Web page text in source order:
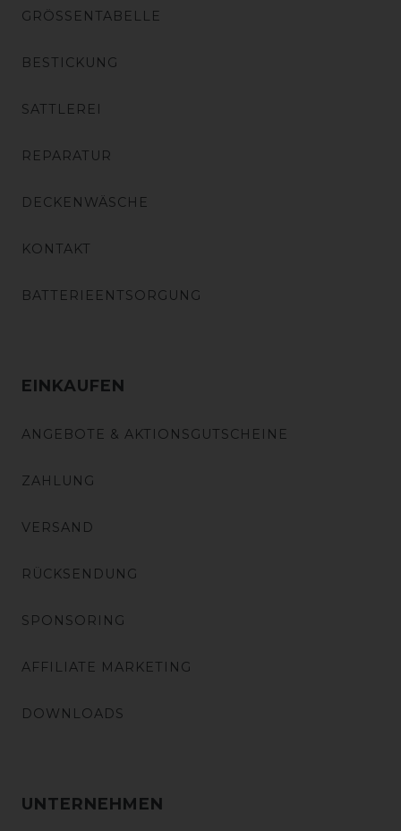
GRÖSSENTABELLE
BESTICKUNG
SATTLEREI
REPARATUR
DECKENWÄSCHE
KONTAKT
BATTERIEENTSORGUNG
EINKAUFEN
ANGEBOTE & AKTIONSGUTSCHEINE
ZAHLUNG
VERSAND
RÜCKSENDUNG
SPONSORING
AFFILIATE MARKETING
DOWNLOADS
UNTERNEHMEN